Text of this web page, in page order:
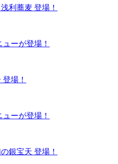
利蕎麦 登場！
ーが登場！
場！
ーが登場！
銀宝天 登場！